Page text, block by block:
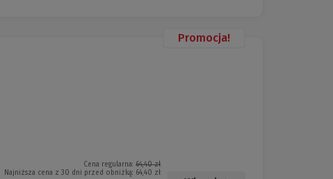
Promocja!
Cena regularna: 64,40 zł
Najniższa cena z 30 dni przed obniżką: 64,40 zł